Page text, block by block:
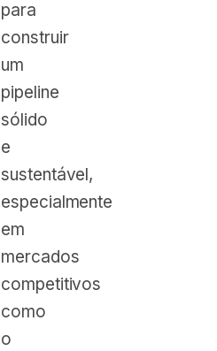
para
construir
um
pipeline
sólido
e
sustentável,
especialmente
em
mercados
competitivos
como
o